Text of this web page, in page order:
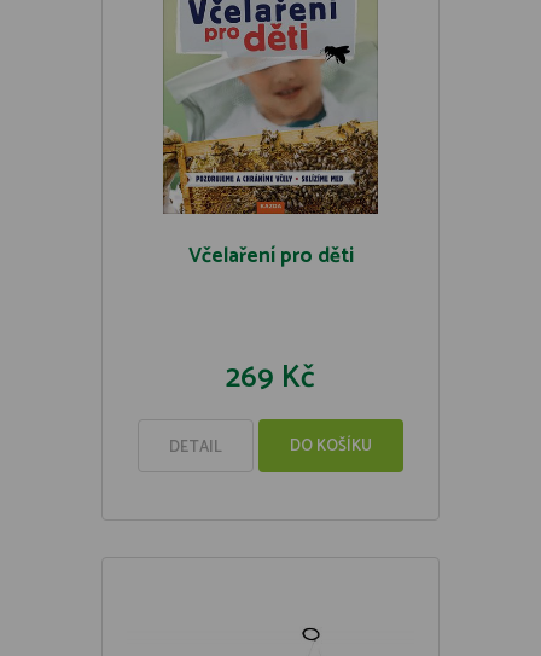
Včelaření pro děti
269 Kč
DETAIL DO KOŠÍKU